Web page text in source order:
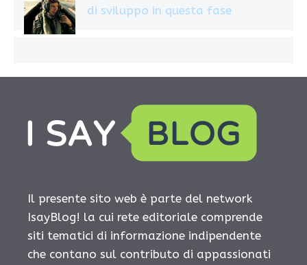
di sviluppo in questa fase
Il presente sito web è parte del network
IsayBlog! la cui rete editoriale comprende
siti tematici di informazione indipendente
che contano sul contributo di appassionati